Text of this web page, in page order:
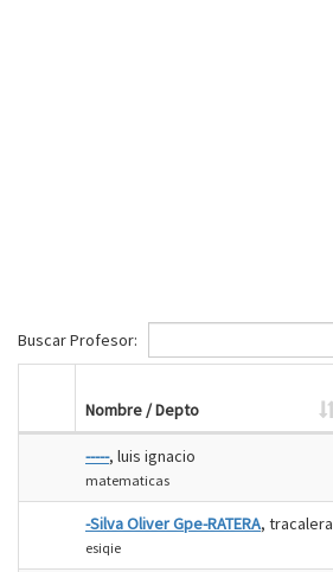
Buscar Profesor:
Nombre / Depto
-----, luis ignacio
matematicas
-Silva Oliver Gpe-RATERA, tracalera
esiqie